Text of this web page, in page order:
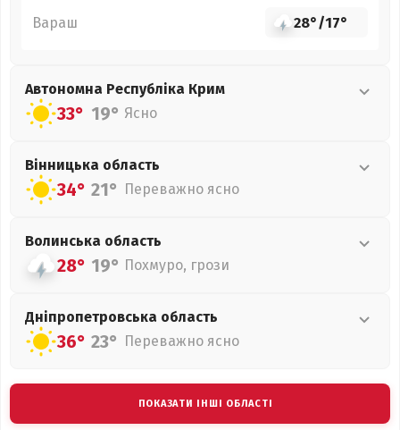
Вараш 28°/17°
Автономна Республіка Крим
33° 19° Ясно
Вінницька область
34° 21° Переважно ясно
Волинська область
28° 19° Похмуро, грози
Дніпропетровська область
36° 23° Переважно ясно
ПОКАЗАТИ ІНШІ ОБЛАСТІ